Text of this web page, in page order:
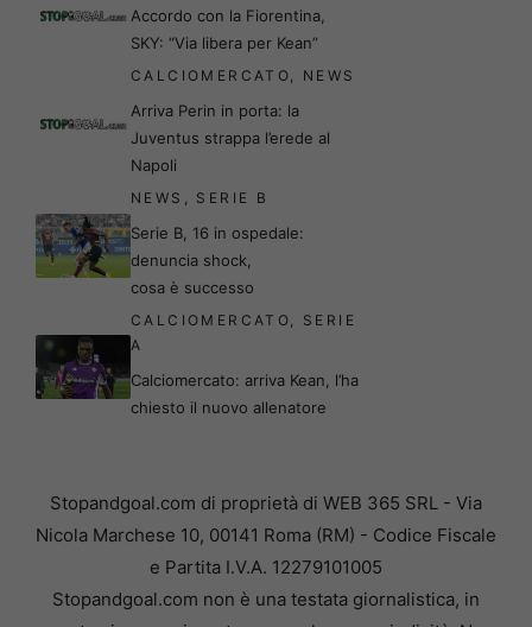
Accordo con la Fiorentina,
SKY: “Via libera per Kean”
CALCIOMERCATO NEWS
Arriva Perin in porta: la
Juventus strappa l’erede al
Napoli
NEWS SERIE B
Serie B, 16 in ospedale:
denuncia shock,
cosa è successo
CALCIOMERCATO
SERIE
A
Calciomercato: arriva Kean, l’ha
chiesto il nuovo allenatore
Stopandgoal.com di proprietà di WEB 365 SRL - Via
Nicola Marchese 10, 00141 Roma (RM) - Codice Fiscale
e Partita I.V.A. 12279101005
Stopandgoal.com non è una testata giornalistica, in